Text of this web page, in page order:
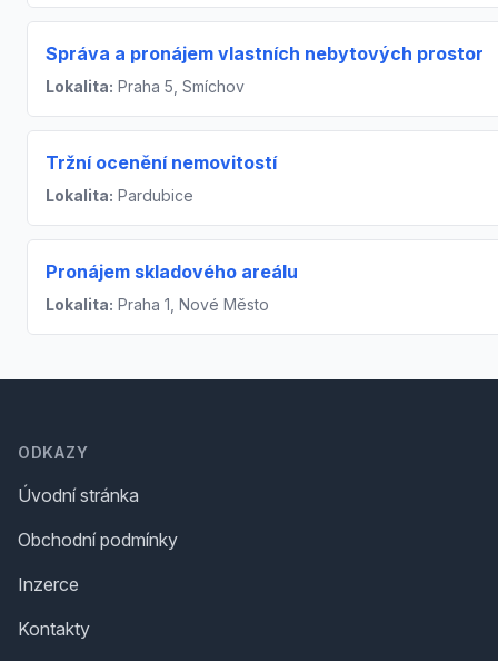
Správa a pronájem vlastních nebytových prostor
Lokalita: Praha 5, Smíchov
Tržní ocenění nemovitostí
Lokalita: Pardubice
Pronájem skladového areálu
Lokalita: Praha 1, Nové Město
ODKAZY
Úvodní stránka
Obchodní podmínky
Inzerce
Kontakty